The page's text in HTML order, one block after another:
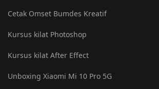
Cetak Omset Bumdes Kreatif
Kursus kilat Photoshop
Kursus kilat After Effect
Unboxing Xiaomi Mi 10 Pro 5G